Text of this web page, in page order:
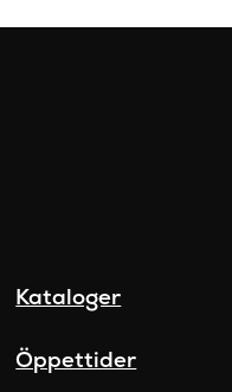
Kataloger
Öppettider